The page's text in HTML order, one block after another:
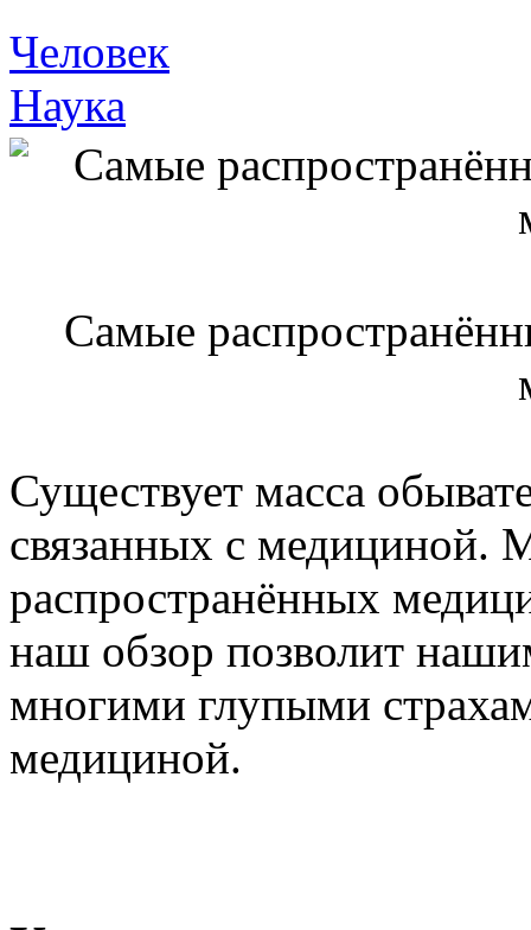
Человек
Наука
Самые
Существует масса
связанных с медициной.
распространённых
наш обзор позволит
многими глупыми
медициной.